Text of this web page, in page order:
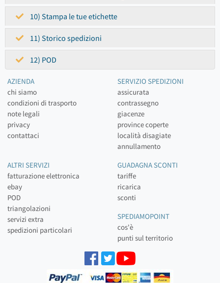
10) Stampa le tue etichette
11) Storico spedizioni
12) POD
AZIENDA
chi siamo
condizioni di trasporto
note legali
privacy
contattaci
SERVIZIO SPEDIZIONI
assicurata
contrassegno
giacenze
province coperte
località disagiate
annullamento
ALTRI SERVIZI
fatturazione elettronica
ebay
POD
triangolazioni
servizi extra
spedizioni particolari
GUADAGNA SCONTI
tariffe
ricarica
sconti
SPEDIAMOPOINT
cos'è
punti sul territorio